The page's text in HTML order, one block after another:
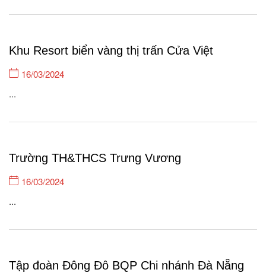
hộ/1118 khẩu xã Thượng Trạch và quản lý 01 xã nội địa Tân...
Khu Resort biển vàng thị trấn Cửa Việt
16/03/2024
...
Trường TH&THCS Trưng Vương
16/03/2024
...
Tập đoàn Đông Đô BQP Chi nhánh Đà Nẵng